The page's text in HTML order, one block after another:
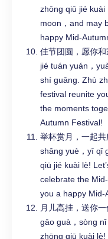
zhōng qiū jié kuài
moon，and may
happy Mid-
佳节团圆，愿你
jié tuán yuán，
shí guāng. Zhù
festival reunite
the moments
Autumn Festival!
举杯赏月，一起
shǎng yuè，yī qǐ
qiū jié kuài lè!
celebrate the
you a happy Mid-
月儿高挂，送你
gāo guà，sòng
zhōng qiū kuài